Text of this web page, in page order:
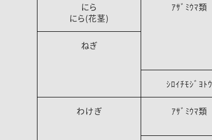
にら
にら(花茎)
ｱｻﾞﾐｳﾏ類
ねぎ
ｼﾛｲﾁﾓｼﾞﾖﾄｳ
わけぎ ｱｻﾞﾐｳﾏ類